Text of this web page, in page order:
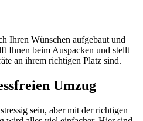
Ihren Wünschen aufgebaut und
Ihnen beim Auspacken und stellt
an ihrem richtigen Platz sind.
Umzug
sein, aber mit der richtigen